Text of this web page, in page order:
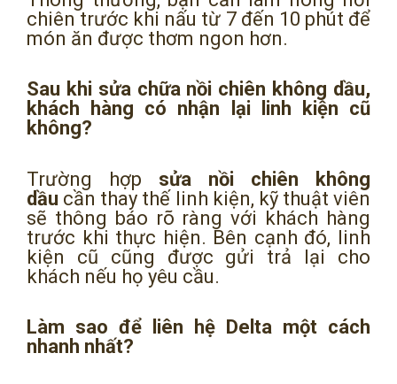
chiên trước khi nấu từ 7 đến 10 phút để
món ăn được thơm ngon hơn.
Sau khi sửa chữa nồi chiên không dầu,
khách hàng có nhận lại linh kiện cũ
không?
Trường hợp sửa nồi chiên không
dầu cần thay thế linh kiện, kỹ thuật viên
sẽ thông báo rõ ràng với khách hàng
trước khi thực hiện. Bên cạnh đó, linh
kiện cũ cũng được gửi trả lại cho
khách nếu họ yêu cầu.
Làm sao để liên hệ Delta một cách
nhanh nhất?